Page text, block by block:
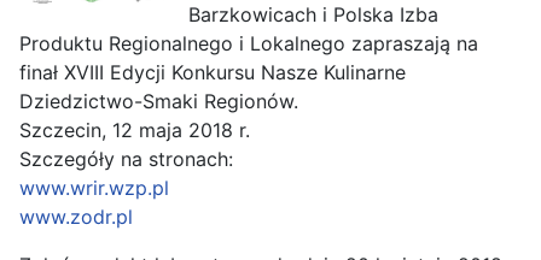
Barzkowicach i Polska Izba
Produktu Regionalnego i Lokalnego zapraszają na
finał XVIII Edycji Konkursu Nasze Kulinarne
Dziedzictwo-Smaki Regionów.
Szczecin, 12 maja 2018 r.
Szczegóły na stronach:
www.wrir.wzp.pl
www.zodr.pl